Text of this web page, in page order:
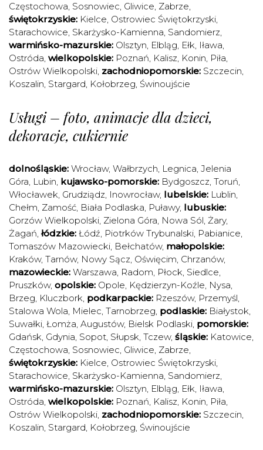
Częstochowa, Sosnowiec, Gliwice, Zabrze,
świętokrzyskie: Kielce, Ostrowiec Świętokrzyski,
Starachowice, Skarżysko-Kamienna, Sandomierz,
warmińsko-mazurskie: Olsztyn, Elbląg, Ełk, Iława,
Ostróda, wielkopolskie: Poznań, Kalisz, Konin, Piła,
Ostrów Wielkopolski, zachodniopomorskie: Szczecin,
Koszalin, Stargard, Kołobrzeg, Świnoujście
Usługi – foto, animacje dla dzieci,
dekoracje, cukiernie
dolnośląskie: Wrocław, Wałbrzych, Legnica, Jelenia
Góra, Lubin, kujawsko-pomorskie: Bydgoszcz, Toruń,
Włocławek, Grudziądz, Inowrocław, lubelskie: Lublin,
Chełm, Zamość, Biała Podlaska, Puławy, lubuskie:
Gorzów Wielkopolski, Zielona Góra, Nowa Sól, Żary,
Żagań, łódzkie: Łódź, Piotrków Trybunalski, Pabianice,
Tomaszów Mazowiecki, Bełchatów, małopolskie:
Kraków, Tarnów, Nowy Sącz, Oświęcim, Chrzanów,
mazowieckie: Warszawa, Radom, Płock, Siedlce,
Pruszków, opolskie: Opole, Kędzierzyn-Koźle, Nysa,
Brzeg, Kluczbork, podkarpackie: Rzeszów, Przemyśl,
Stalowa Wola, Mielec, Tarnobrzeg, podlaskie: Białystok,
Suwałki, Łomża, Augustów, Bielsk Podlaski, pomorskie:
Gdańsk, Gdynia, Sopot, Słupsk, Tczew, śląskie: Katowice,
Częstochowa, Sosnowiec, Gliwice, Zabrze,
świętokrzyskie: Kielce, Ostrowiec Świętokrzyski,
Starachowice, Skarżysko-Kamienna, Sandomierz,
warmińsko-mazurskie: Olsztyn, Elbląg, Ełk, Iława,
Ostróda, wielkopolskie: Poznań, Kalisz, Konin, Piła,
Ostrów Wielkopolski, zachodniopomorskie: Szczecin,
Koszalin, Stargard, Kołobrzeg, Świnoujście